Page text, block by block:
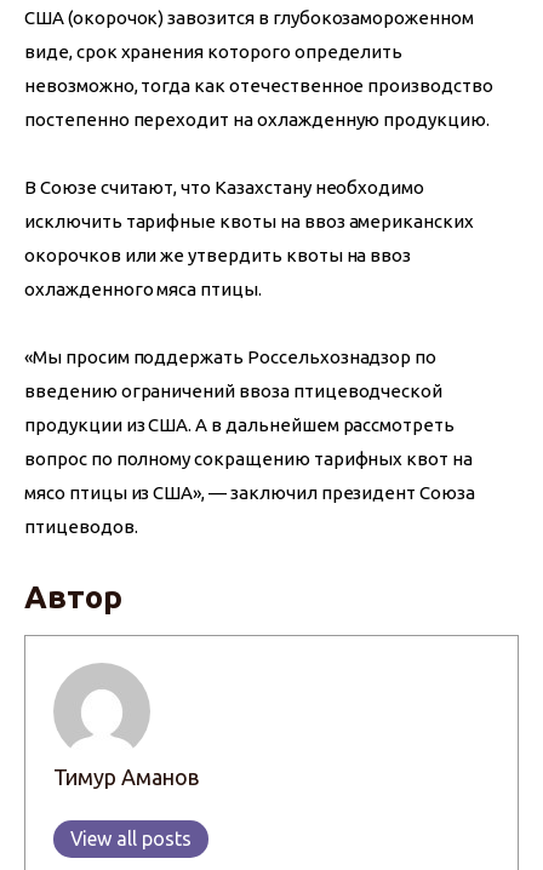
США (окорочок) завозится в глубокозамороженном
виде, срок хранения которого определить
невозможно, тогда как отечественное производство
постепенно переходит на охлажденную продукцию.
В Союзе считают, что Казахстану необходимо
исключить тарифные квоты на ввоз американских
окорочков или же утвердить квоты на ввоз
охлажденного мяса птицы.
«Мы просим поддержать Россельхознадзор по
введению ограничений ввоза птицеводческой
продукции из США. А в дальнейшем рассмотреть
вопрос по полному сокращению тарифных квот на
мясо птицы из США», — заключил президент Союза
птицеводов.
Автор
Тимур Аманов
View all posts